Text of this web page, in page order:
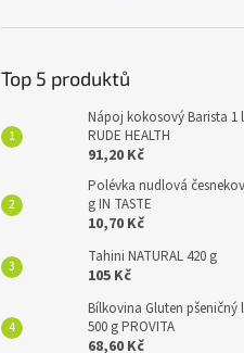
Top 5 produktů
Nápoj kokosový Barista 1 l
RUDE HEALTH
91,20 Kč
Polévka nudlová
g IN TASTE
10,70 Kč
Tahini NATURAL 420 g
105 Kč
Bílkovina Gluten pšeničný
500 g PROVITA
68,60 Kč